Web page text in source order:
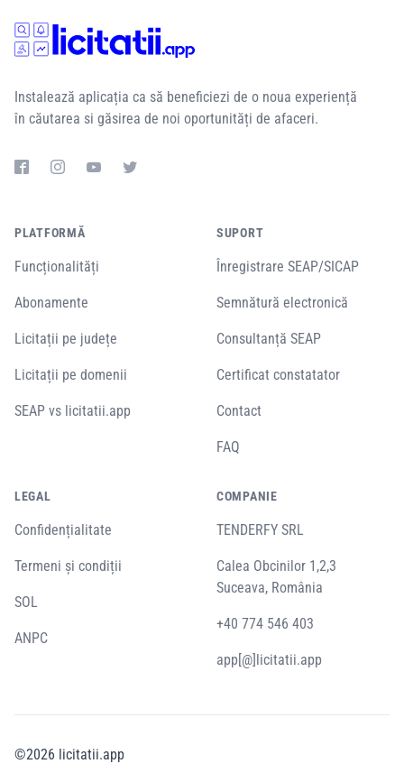
Instalează aplicația ca să beneficiezi de o noua experiență
în căutarea si găsirea de noi oportunități de afaceri.
PLATFORMĂ
Funcționalități
Abonamente
Licitații pe județe
Licitații pe domenii
SEAP vs licitatii.app
SUPORT
Înregistrare SEAP/SICAP
Semnătură electronică
Consultanță SEAP
Certificat constatator
Contact
FAQ
LEGAL
Confidențialitate
Termeni și condiții
SOL
ANPC
COMPANIE
TENDERFY SRL
Calea Obcinilor 1,2,3
Suceava, România
+40 774 546 403
app[@]licitatii.app
©2026 licitatii.app